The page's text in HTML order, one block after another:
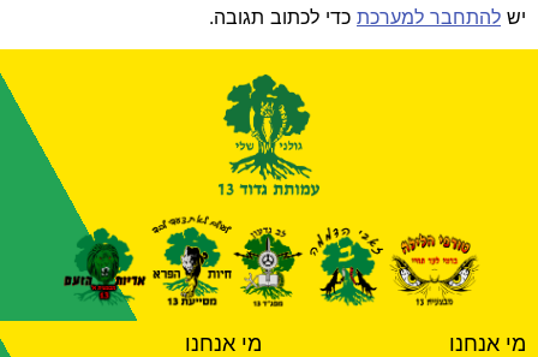
יש להתחבר למערכת כדי לכתוב תגובה.
מי אנחנו מי אנחנו